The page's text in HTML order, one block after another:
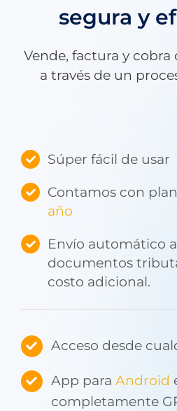
segura y
Vende, factura y cobra
a través de un
Súper fácil de usar
Contamos con
año
Envío automático
documentos
costo adicional.
Acceso desde
App paraAndroid
completamente